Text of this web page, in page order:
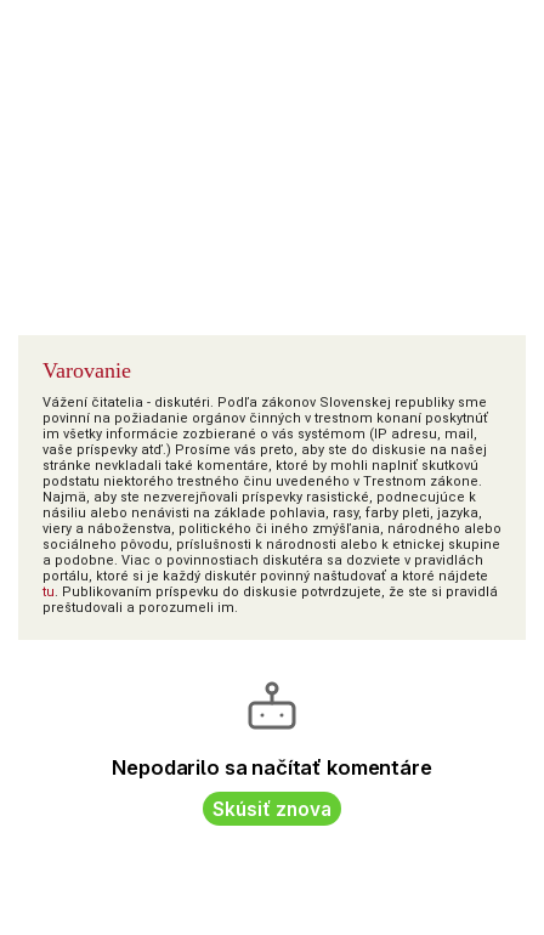
Varovanie
Vážení čitatelia - diskutéri. Podľa zákonov Slovenskej republiky sme
povinní na požiadanie orgánov činných v trestnom konaní poskytnúť
im všetky informácie zozbierané o vás systémom (IP adresu, mail,
vaše príspevky atď.) Prosíme vás preto, aby ste do diskusie na našej
stránke nevkladali také komentáre, ktoré by mohli naplniť skutkovú
podstatu niektorého trestného činu uvedeného v Trestnom zákone.
Najmä, aby ste nezverejňovali príspevky rasistické, podnecujúce k
násiliu alebo nenávisti na základe pohlavia, rasy, farby pleti, jazyka,
viery a náboženstva, politického či iného zmýšľania, národného alebo
sociálneho pôvodu, príslušnosti k národnosti alebo k etnickej skupine
a podobne. Viac o povinnostiach diskutéra sa dozviete v pravidlách
portálu, ktoré si je každý diskutér povinný naštudovať a ktoré nájdete
tu. Publikovaním príspevku do diskusie potvrdzujete, že ste si pravidlá
preštudovali a porozumeli im.